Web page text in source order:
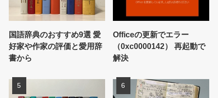
国語辞典のおすすめ9選 愛
好家や作家の評価と愛用辞
書から
Officeの更新でエラー
（0xc0000142） 再起動で
解決